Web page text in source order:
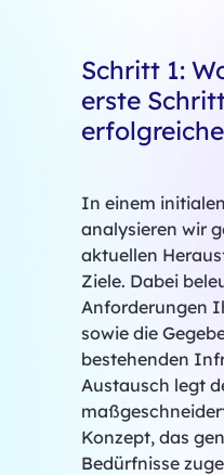
Schritt 1:
erste
In einem
analysieren wir
aktuellen
Ziele. Dabei
Anforderungen
sowie die
bestehenden
Austausch legt
Konzept, das
Bedürfnisse